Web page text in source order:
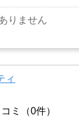
りません
ィ
ミ（0件）